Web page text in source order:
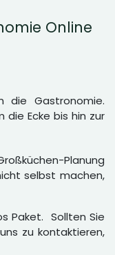
Online
die Gastronomie.
die Ecke bis hin zur
Planung
selbst machen,
Paket. Sollten Sie
zu kontaktieren,